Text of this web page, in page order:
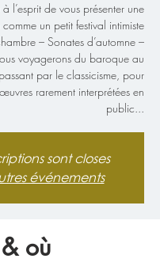
l’esprit de vous présenter une
un petit festival intimiste
– Sonates d’automne –
voyagerons du baroque au
par le classicisme, pour
rarement interprétées en
public...
sont closes
événements
où